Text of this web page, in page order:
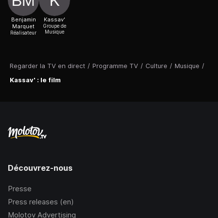
Regarder la TV en direct / Programme TV / Culture / Musique /
Kassav' : le film
Benjamin
Marquet
Réalisateur
Kassav'
Groupe de
Musique
Découvrez-nous
Presse
Press releases (en)
Molotov Advertising